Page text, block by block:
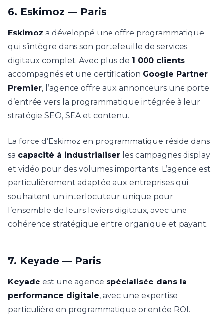
6. Eskimoz — Paris
Eskimoz a développé une offre programmatique
qui s’intègre dans son portefeuille de services
digitaux complet. Avec plus de 1 000 clients
accompagnés et une certification Google Partner
Premier, l’agence offre aux annonceurs une porte
d’entrée vers la programmatique intégrée à leur
stratégie SEO, SEA et contenu.
La force d’Eskimoz en programmatique réside dans
sa capacité à industrialiser les campagnes display
et vidéo pour des volumes importants. L’agence est
particulièrement adaptée aux entreprises qui
souhaitent un interlocuteur unique pour
l’ensemble de leurs leviers digitaux, avec une
cohérence stratégique entre organique et payant.
7. Keyade — Paris
Keyade est une agence spécialisée dans la
performance digitale, avec une expertise
particulière en programmatique orientée ROI.